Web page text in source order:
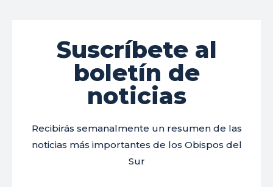
Suscríbete al
boletín de
noticias
Recibirás semanalmente un resumen de las
noticias más importantes de los Obispos del
Sur